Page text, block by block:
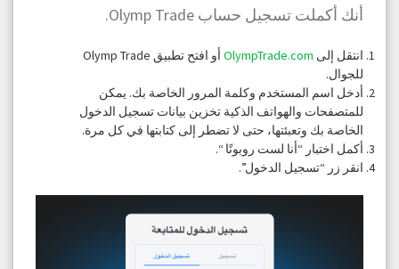
أنك أكملت تسجيل حساب Olymp Trade.
انتقل إلى OlympTrade.com
أو افتح تطبيق Olymp Trade
للجوال.
أدخل اسم المستخدم وكلمة المرور الخاصة بك. يمكن
للمتصفحات والهواتف الذكية تخزين بيانات تسجيل الدخول
الخاصة بك وتعبئتها، حتى لا تضطر إلى كتابتها في كل مرة.
أكمل اختبار “أنا لست روبوتًا “.
انقر زر “تسجيل الدخول”.